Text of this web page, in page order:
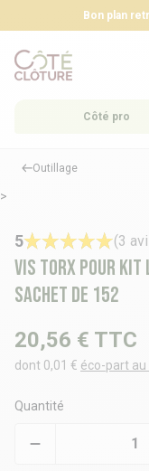
Bon plan
Côté pro
Outillage
Vis torx pour kit
Sachet de 152
5 (3
>
20,56 € TTC
dont 0,01 € éco-part
Quantité